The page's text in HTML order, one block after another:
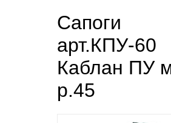
Сапоги
арт.КПУ-60
Каблан ПУ
р.45